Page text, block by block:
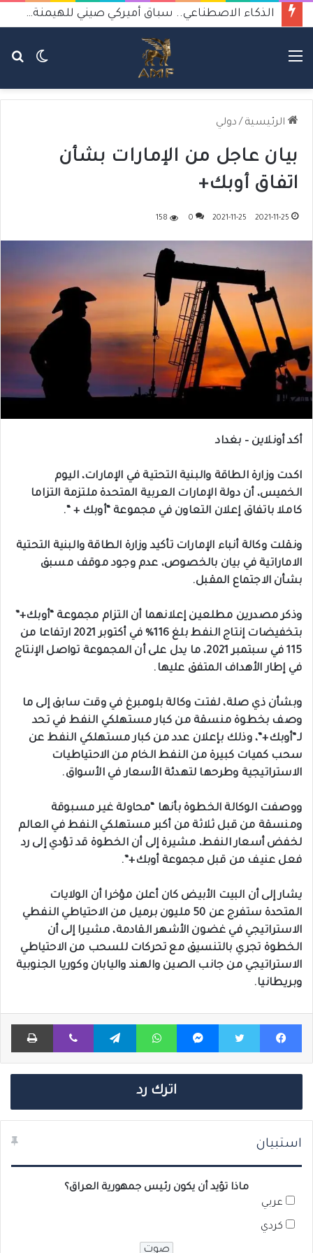
الذكاء الاصطناعي.. سباق أميركي صيني للهيمنة يثير القلق
الوضع
القائمة
الرئيسية / دولي
بيان عاجل من الإمارات بشأن
اتفاق أوبك+
2021-11-25
2021-11-25
0
158
أكد أونلاين – بغداد
اكدت وزارة الطاقة والبنية التحتية في الإمارات، اليوم
الخميس، أن دولة الإمارات العربية المتحدة ملتزمة التزاما
كاملا باتفاق إعلان التعاون في مجموعة “أوبك + “.
ونقلت وكالة أنباء الإمارات تأكيد وزارة الطاقة والبنية التحتية
الاماراتية في بيان بالخصوص، عدم وجود موقف مسبق
بشأن الاجتماع المقبل.
وذكر مصدرين مطلعين إعلانهما أن التزام مجموعة “أوبك+”
بتخفيضات إنتاج النفط بلغ 116% في أكتوبر 2021 ارتفاعا من
115 في سبتمبر 2021، ما يدل على أن المجموعة تواصل الإنتاج
في إطار الأهداف المتفق عليها.
وبشأن ذي صلة، لفتت وكالة بلومبرغ في وقت سابق إلى ما
وصف بخطوة منسقة من كبار مستهلكي النفط في تحد
لـ”أوبك+”، وذلك بإعلان عدد من كبار مستهلكي النفط عن
سحب كميات كبيرة من النفط الخام من الاحتياطيات
الاستراتيجية وطرحها لتهدئة الأسعار في الأسواق.
ووصفت الوكالة الخطوة بأنها “محاولة غير مسبوقة
ومنسقة من قبل ثلاثة من أكبر مستهلكي النفط في العالم
لخفض أسعار النفط، مشيرة إلى أن الخطوة قد تؤدي إلى رد
فعل عنيف من قبل مجموعة أوبك+”.
يشار إلى أن البيت الأبيض كان أعلن مؤخرا أن الولايات
المتحدة ستفرج عن 50 مليون برميل من الاحتياطي النفطي
الاستراتيجي في غضون الأشهر القادمة، مشيرا إلى أن
الخطوة تجري بالتنسيق مع تحركات للسحب من الاحتياطي
الاستراتيجي من جانب الصين والهند واليابان وكوريا الجنوبية
وبريطانيا.
فيسبوك تويتر ماسنجر واتساب تيلقرام ڤايبر
اترك رد
استبيان
ماذا تؤيد أن يكون رئيس جمهورية العراق؟
عربي
كردي